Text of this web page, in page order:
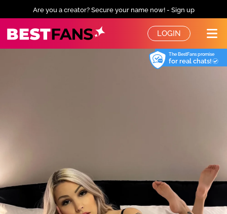
Are you a creator? Secure your name now! - Sign up
BestFans – Zurück zur Startseite LOGIN
The BestFans promise
for real chats!